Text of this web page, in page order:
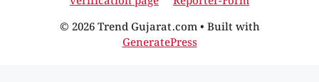
© 2026 Trend Gujarat.com• Built with
GeneratePress